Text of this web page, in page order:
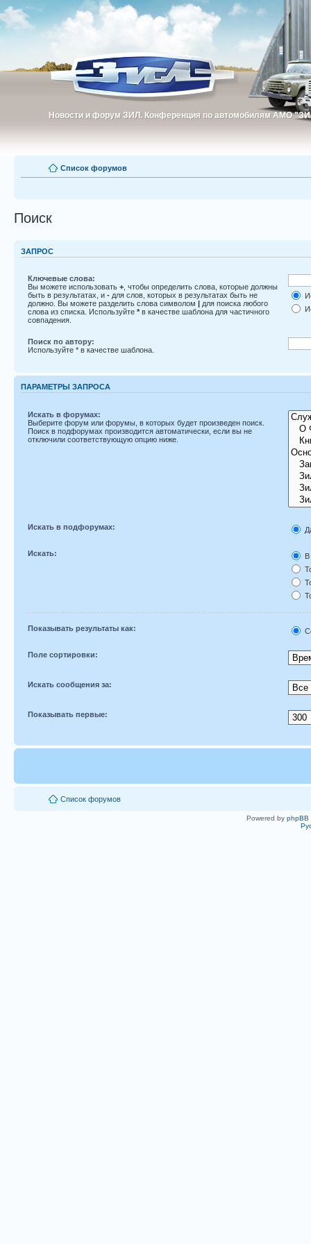
Новости и форум ЗИЛ. Конференция по автомобилям АМО
Новости и форум ЗИЛ. Конференция по автомобилям АМО
Список форумов
Поиск
ЗАПРОС
Ключевые слова:
Вы можете использовать+ , чтобы определить слова, которые должны
быть в результатах, и- для слов, которых в результатах быть не
должно. Вы можете разделить слова символом
для поиска любого
слова из списка. Используйте* в качестве шаблона для частичного
совпадения.
Поиск по автору:
Используйте * в качестве шаблона.
ПАРАМЕТРЫ ЗАПРОСА
Искать в форумах:
Выберите форум или форумы, в которых будет произведен поиск.
Поиск в подфорумах производится автоматически, если вы не
отключили соответствующую опцию ниже.
Искать в подфорумах:
Искать:
В
Показывать результаты как:
Поле сортировки:
Искать сообщения за:
Показывать первые:
Список форумов
Powered by phpBB